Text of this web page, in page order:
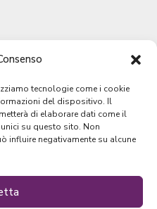
tecnologie come i cookie
del dispositivo. Il
di elaborare dati come il
su questo sito. Non
influire negativamente su alcune
2019. Tutti i diretti riservati –